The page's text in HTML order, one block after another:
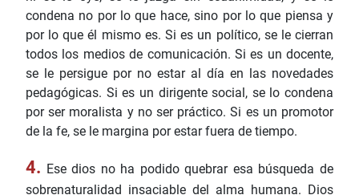
condena no por lo que hace, sino por lo que piensa y
por lo que él mismo es. Si es un político, se le cierran
todos los medios de comunicación. Si es un docente,
se le persigue por no estar al día en las novedades
pedagógicas. Si es un dirigente social, se lo condena
por ser moralista y no ser práctico. Si es un promotor
de la fe, se le margina por estar fuera de tiempo.
4. Ese dios no ha podido quebrar esa búsqueda de
sobrenaturalidad insaciable del alma humana. Dios